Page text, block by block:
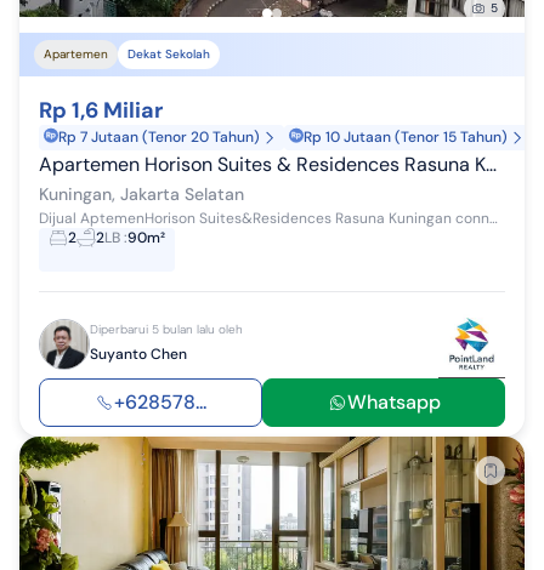
5
Apartemen Dekat Sekolah
Rp 1,6 Miliar
Rp 7 Jutaan (Tenor 20 Tahun) Rp 10 Jutaan (Tenor 15 Tahun)
Apartemen Horison Suites & Residences Rasuna Kuningan Jakarta Selatan
Kuningan, Jakarta Selatan
Dijual AptemenHorison Suites&Residences Rasuna Kuningan connected dgn Hotel Horison Suites,Rasuna Kuningan, Lantai 7 Luas 90m2 KT 2 + 1 KM 2 + 1...
2
2LB:90m²
Diperbarui 5 bulan lalu oleh
Suyanto Chen
+628578... Whatsapp